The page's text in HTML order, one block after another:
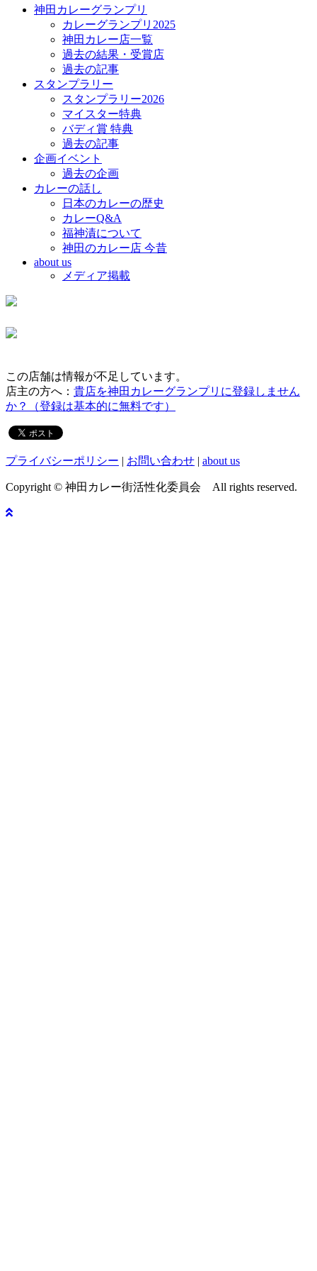
神田カレーグランプリ
カレーグランプリ2025
神田カレー店一覧
過去の結果・受賞店
過去の記事
スタンプラリー
スタンプラリー2026
マイスター特典
バディ賞 特典
過去の記事
企画イベント
過去の企画
カレーの話し
日本のカレーの歴史
カレーQ&A
福神漬について
神田のカレー店 今昔
about us
メディア掲載
この店舗は情報が不足しています。
店主の方へ： 貴店を神田カレーグランプリに登録しません
か？（登録は基本的に無料です）
プライバシーポリシー | お問い合わせ | about us
Copyright © 神田カレー街活性化委員会 All rights reserved.